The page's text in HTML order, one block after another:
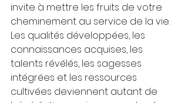
invite à mettre les fruits de votre
cheminement au service de la vie.
Les qualités développées, les
connaissances acquises, les
talents révélés, les sagesses
intégrées et les ressources
cultivées deviennent autant de